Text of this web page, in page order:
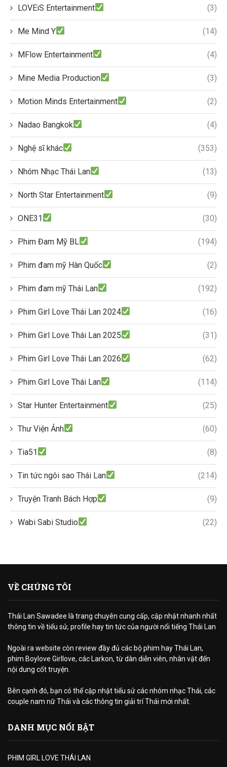
LOVEiS Entertainment (3)
Me Mind Y (14)
MFlow Entertainment (4)
Mine Media Production (3)
Motion Minds Entertainment (2)
Nadao Bangkok (4)
Nghệ sĩ khác (353)
Nhóm Nhạc Thái Lan (13)
North Star Entertainment (9)
ONE31 (30)
Phim Đam Mỹ BL (194)
Phim đam mỹ Hàn Quốc (2)
Phim đam mỹ Thái Lan (192)
Phim Girl Love Thái Lan 2024 (16)
Phim Girl Love Thái Lan 2025 (31)
Phim Girl Love Thái Lan 2026 (62)
Phim Girl Love Thái Lan (114)
Star Hunter Entertainment (25)
Thư Viện Ảnh (60)
Tia51 (8)
Tin tức ngôi sao Thái Lan (214)
Truyện Tranh Bách Hợp (9)
Wabi Sabi Studio (22)
VỀ CHÚNG TÔI
Thái Lan Sawadee là trang chuyên cung cấp, cập nhật nhanh nhất
thông tin về tiểu sử, profile hay tin tức của người nổi tiếng Thái Lan
Ngoài ra website còn review đầy đủ các bộ phim hay Thái Lan,
phim Boylove Girllove, các Larkon, từ dàn diễn viên, nhân vật đến
nội dung cốt truyện.
Bên cạnh đó, bạn có thể cập nhật tiểu sử các nhóm nhạc Thái, các
couple nam nữ Thái và các thông tin giải trí Thái mới nhất.
DANH MỤC NỔI BẬT
PHIM GIRL LOVE THÁI LAN